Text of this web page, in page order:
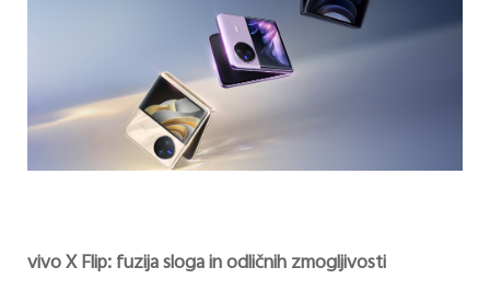
vivo X Flip: fuzija sloga in odličnih zmogljivosti